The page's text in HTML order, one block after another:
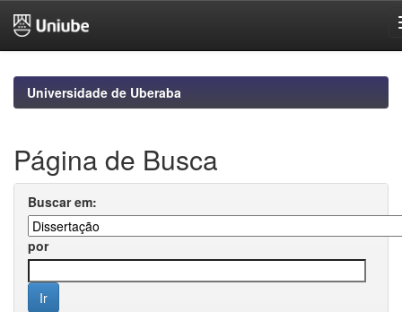
navigationUniversidade de Uberaba
Página de Busca
Buscar em:
por